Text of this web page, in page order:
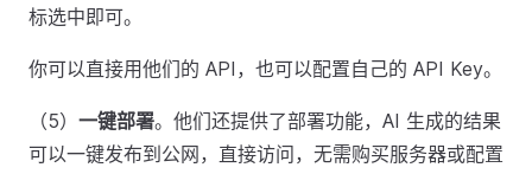
标选中即可。
你可以直接用他们的 API，也可以配置自己的 API Key。
（5） 一键部署。他们还提供了部署功能，AI 生成的结果
可以一键发布到公网，直接访问，无需购买服务器或配置